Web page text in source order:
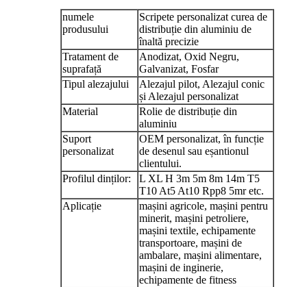
numele
produsului
Scripete personalizat curea de
distribuție din aluminiu de
înaltă precizie
Tratament de
suprafață
Anodizat, Oxid Negru,
Galvanizat, Fosfar
Tipul alezajului
Alezajul pilot, Alezajul conic
și Alezajul personalizat
Material
Rolie de distribuție din
aluminiu
Suport
personalizat
OEM personalizat, în funcție
de desenul sau eșantionul
clientului.
Profilul dinților:
L XL H 3m 5m 8m 14m T5
T10 At5 At10 Rpp8 5mr etc.
Aplicație
mașini agricole, mașini pentru
minerit, mașini petroliere,
mașini textile, echipamente
transportoare, mașini de
ambalare, mașini alimentare,
mașini de inginerie,
echipamente de fitness